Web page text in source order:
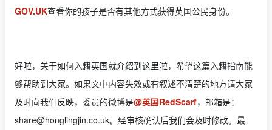
GOV.UK查看你的孩子是否有其他方式获得英国公民身份。
好啦，关于如何入籍英国就介绍到这里啦，希望这篇入籍指南能
够帮助到大家。如果文中内容失效或有叙述不清楚的地方请大家
及时向我们反映，委员的微博是@英国RedScarf，邮箱是：
share@honglingjin.co.uk。经审核确认后我们会及时修改。最